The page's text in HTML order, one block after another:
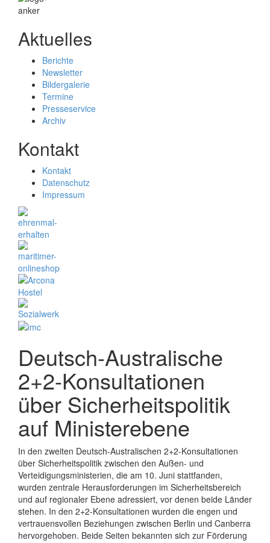
Aktuelles
Berichte
Newsletter
Bildergalerie
Termine
Presseservice
Archiv
Kontakt
Kontakt
Datenschutz
Impressum
Deutsch-Australische
2+2-Konsultationen
über Sicherheitspolitik
auf Ministerebene
In den zweiten Deutsch-Australischen 2+2-Konsultationen
über Sicherheitspolitik zwischen den Außen- und
Verteidigungsministerien, die am 10. Juni stattfanden,
wurden zentrale Herausforderungen im Sicherheitsbereich
und auf regionaler Ebene adressiert, vor denen beide Länder
stehen. In den 2+2-Konsultationen wurden die engen und
vertrauensvollen Beziehungen zwischen Berlin und Canberra
hervorgehoben. Beide Seiten bekannten sich zur Förderung